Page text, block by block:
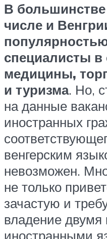
В
числе и
специалисты в
медицины,
и туризма. Но,
на данные
иностранных
венгерским
невозможен.
не только
зачастую и
владение двумя
иностранными